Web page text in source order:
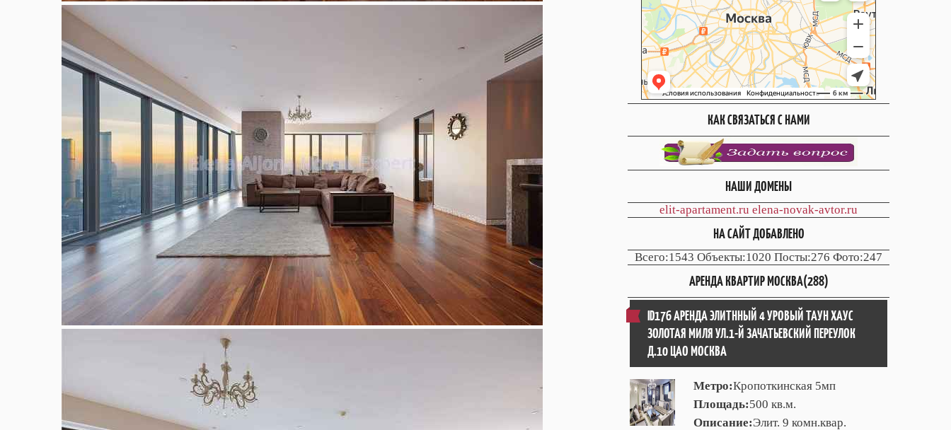
КАК СВЯЗАТЬСЯ С НАМИ
НАШИ ДОМЕНЫ
elit-apartament.ru elena-novak-avtor.ru
НА САЙТ ДОБАВЛЕНО
Всего:1543 Объекты:1020 Посты:276 Фото:247
АРЕНДА КВАРТИР МОСКВА(288)
ID176 АРЕНДА ЭЛИТННЫЙ 4 УРОВЫЙ ТАУН ХАУС
ЗОЛОТАЯ МИЛЯ УЛ.1-Й ЗАЧАТЬЕВСКИЙ ПЕРЕУЛОК
Д.10 ЦАО МОСКВА
Метро:Кропоткинская 5мп
Площадь:500 кв.м.
Описание:Элит. 9 комн.квар.